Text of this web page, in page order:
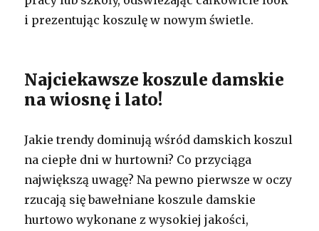
i prezentując koszulę w nowym świetle.
Najciekawsze koszule damskie
na wiosnę i lato!
Jakie trendy dominują wśród damskich koszul
na ciepłe dni w hurtowni? Co przyciąga
największą uwagę? Na pewno pierwsze w oczy
rzucają się bawełniane koszule damskie
hurtowo wykonane z wysokiej jakości,